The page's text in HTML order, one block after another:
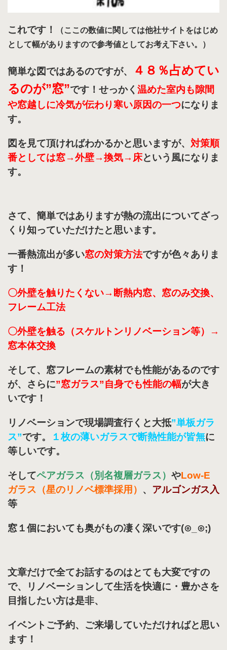
これです！
（ここの数値に関しては他社サイトをはじめ
として幅がありますので参考値としてお考え下さい。）
簡単な図ではあるのですが、
４８％占めてい
るのが”窓”です！せっかく 温めた室内も隙間
や窓越しに冷気が伝わり寒い原因の一つになりま
す。
図を見て頂ければわかるかと思いますが、 対策順
番としては窓→外壁→換気→床という風になりま
す。
さて、簡単ではありますが熱の流出についてざっ
くり知っていただけたと思います。
一番熱流出が多い窓の対策方法ですが色々ありま
す！
〇外壁を触りたくない→断熱内窓、窓のみ交換、
フレーム工法
〇外壁を触る（スケルトンリノベーション等）→
窓本体交換
そして、窓フレームの素材でも性能があるのです
が、さらに”窓ガラス”自身でも性能の幅が大き
いです！
リノベーションで現場調査行くと大抵”単板ガラ
ス”です。 １枚の薄いガラスで断熱性能が皆無に
等しいです。
そしてペアガラス（別名複層ガラス） やLow-E
ガラス（星のリノベ標準採用） 、 アルゴンガス入
等
窓１個においても奥がもの凄く深いです(⊙_⊙;)
文章だけで全てお話するのはとても大変ですの
で、リノベーションして生活を快適に・豊かさを
目指したい方は是非、
イベントご予約、ご来場していただければと思い
ます！